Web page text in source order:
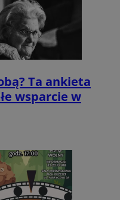
Ta ankieta
wsparcie w